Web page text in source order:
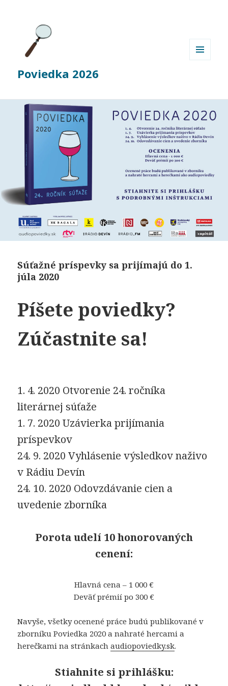
Poviedka 2026
Súťažné príspevky sa prijímajú do 1.
júla 2020
Píšete poviedky?
Zúčastnite sa!
1. 4. 2020 Otvorenie 24. ročníka
literárnej súťaže
1. 7. 2020 Uzávierka prijímania
príspevkov
24. 9. 2020 Vyhlásenie výsledkov naživo
v Rádiu Devín
24. 10. 2020 Odovzdávanie cien a
uvedenie zborníka
Porota udelí 10 honorovaných
cenení:
Hlavná cena – 1 000 €
Deväť prémií po 300 €
Navyše, všetky ocenené práce budú publikované v
zborníku Poviedka 2020 a nahraté hercami a
herečkami na stránkachaudiopoviedky.sk.
Stiahnite si prihlášku: